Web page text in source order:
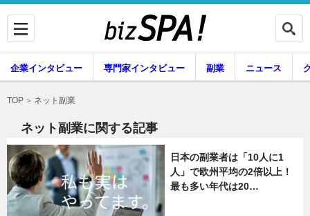
企業インタビュー 専門家インタビュー
企業インタビュー 専門家インタビュー 副業 ニュース
暮らし エンタメ
TOP ネット副業
ネット副業に関する記事
日本の副業者は「10人に1
人」で欧州平均の2倍以上！
最も多い年代は20…